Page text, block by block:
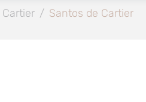
Cartier / Santos de Cartier